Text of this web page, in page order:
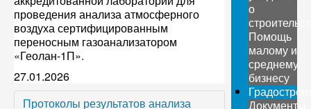
проведения анализа атмосферного
воздуха сертифицированным
переносным газоанализатором
«Геолан-1П».
27.01.2026
Протоколы результатов анализа
о
Помощь
малому и
среднему
бизнесу
Документы